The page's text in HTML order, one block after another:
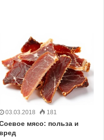
03.03.2018 181
мясо: польза и
вред